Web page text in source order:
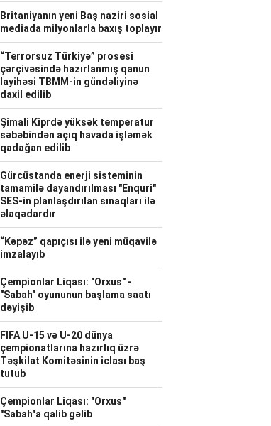
Britaniyanın yeni Baş naziri sosial
mediada milyonlarla baxış toplayır
“Terrorsuz Türkiyə” prosesi
çərçivəsində hazırlanmış qanun
layihəsi TBMM-in gündəliyinə
daxil edilib
Şimali Kiprdə yüksək temperatur
səbəbindən açıq havada işləmək
qadağan edilib
Gürcüstanda enerji sisteminin
tamamilə dayandırılması "Enquri"
SES-in planlaşdırılan sınaqları ilə
əlaqədardır
“Kəpəz” qapıçısı ilə yeni müqavilə
imzalayıb
Çempionlar Liqası: "Orxus" -
"Sabah" oyununun başlama saatı
dəyişib
FIFA U-15 və U-20 dünya
çempionatlarına hazırlıq üzrə
Təşkilat Komitəsinin iclası baş
tutub
Çempionlar Liqası: "Orxus"
"Sabah"a qalib gəlib